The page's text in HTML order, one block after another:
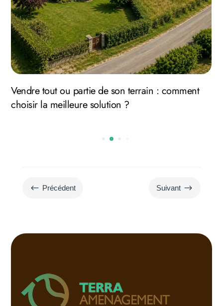
Vendre tout ou partie de son terrain : comment
choisir la meilleure solution ?
# Précédent Suivant $